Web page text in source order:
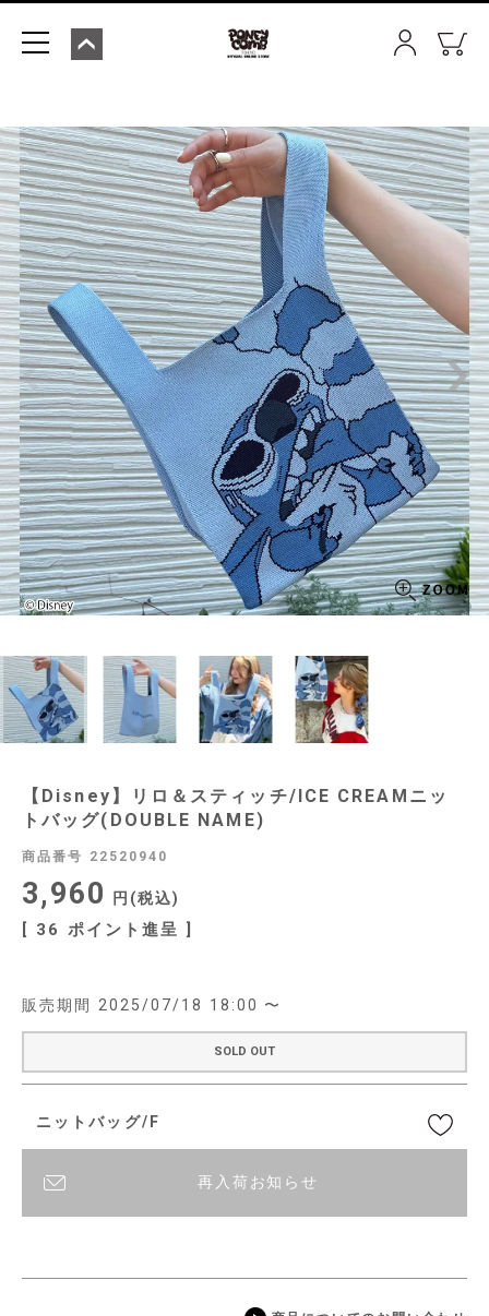
【Disney】リロ＆スティッチ/ICE CREAMニッ
トバッグ(DOUBLE NAME)
商品番号 22520940
3,960 税込
[ 36 ポイント進呈 ]
販売期間 2025/07/18 18:00 〜
SOLD OUT
ニットバッグ/F
再入荷お知らせ